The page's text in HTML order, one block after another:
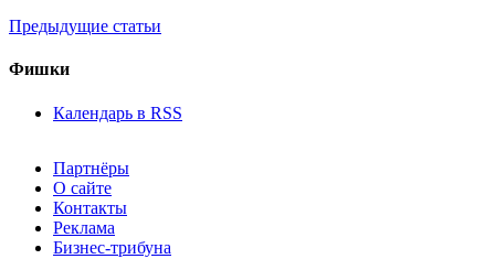
Предыдущие статьи
Фишки
Календарь в RSS
Партнёры
О сайте
Контакты
Реклама
Бизнес-трибуна